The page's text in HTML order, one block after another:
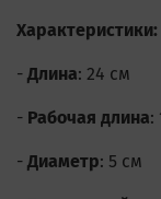
Характеристики:
- Длина: 24 см
- Рабочая длина:
- Диаметр: 5 см